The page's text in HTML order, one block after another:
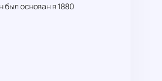
был основан в 1880